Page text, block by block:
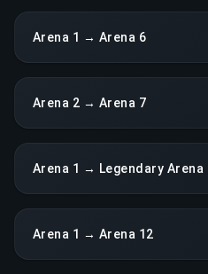
Arena 1 → Arena 6
Arena 2 → Arena 7
Arena 1 → Legendary Arena
Arena 1 → Arena 12